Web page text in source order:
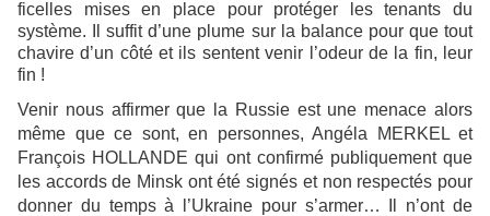
ficelles mises en place pour protéger les tenants du
système. Il suffit d’une plume sur la balance pour que tout
chavire d’un côté et ils sentent venir l’odeur de la fin, leur
fin !
Venir nous affirmer que la Russie est une menace alors
même que ce sont, en personnes, Angéla MERKEL et
François HOLLANDE qui ont confirmé publiquement que
les accords de Minsk ont été signés et non respectés pour
donner du temps à l’Ukraine pour s’armer… Il n’ont de